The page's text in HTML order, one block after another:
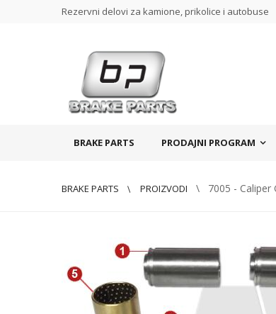
Rezervni delovi za kamione, prikolice i autobuse
BRAKE PARTS PRODAJNI PROGRAM
BRAKE PARTS PROIZVODI \ 7005 - Caliper